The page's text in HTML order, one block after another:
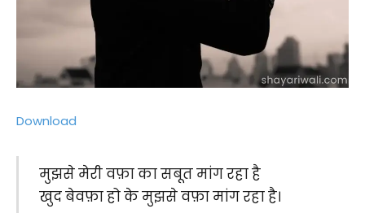
Download
मुझसे मेरी वफ़ा का सबूत मांग रहा है
खुद बेवफ़ा हो के मुझसे वफ़ा मांग रहा है।